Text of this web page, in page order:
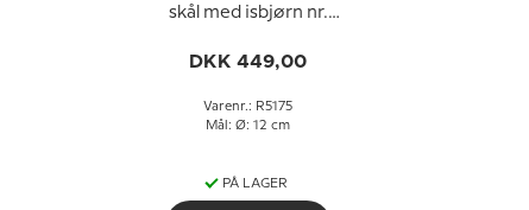
skål med isbjørn nr.
DKK 449,00
Varenr.: R5175
Mål: Ø: 12 cm
PÅ LAGER